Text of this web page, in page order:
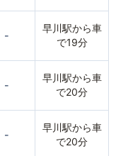
-
早川駅から車
で19分
-
早川駅から車
で20分
-
早川駅から車
で20分